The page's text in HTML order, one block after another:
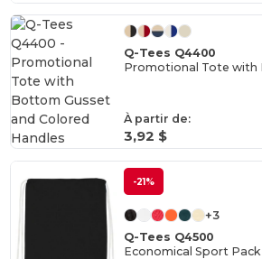
Q-Tees Q4400
À partir de:
3,92 $
-21%
+3
Q-Tees Q4500
Economical Sport Pack